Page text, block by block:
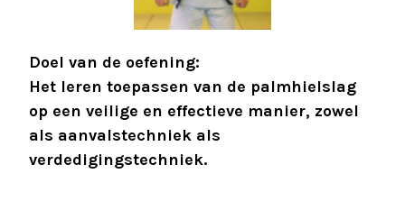
Doel van de oefening:
Het leren toepassen van de palmhielslag
op een veilige en effectieve manier, zowel
als aanvalstechniek als
verdedigingstechniek.